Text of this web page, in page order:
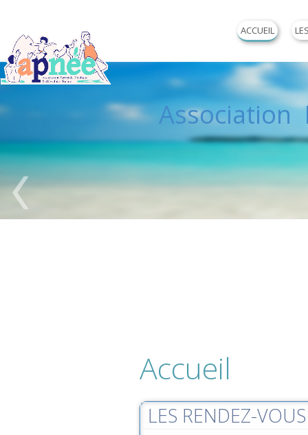
ACCUEIL
Association
Accueil
LES RENDEZ-